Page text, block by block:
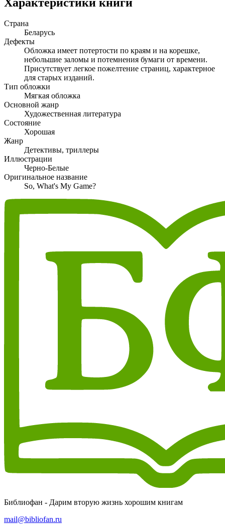
Страна
Беларусь
Дефекты
Обложка имеет потертости по краям и на корешке,
небольшие заломы и потемнения бумаги от времени.
Присутствует легкое пожелтение страниц, характерное
для старых изданий.
Тип обложки
Мягкая обложка
Основной жанр
Художественная литература
Состояние
Хорошая
Жанр
Детективы, триллеры
Иллюстрации
Черно-Белые
Оригинальное название
So, What's My Game?
Библиофан - Дарим вторую жизнь хорошим книгам
mail@bibliofan.ru